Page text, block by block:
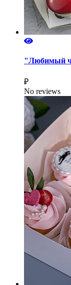
"Любимый
₽
No reviews